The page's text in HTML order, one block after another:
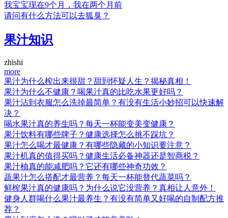
我宝宝现在9个月，我在两个月前
请问有什么方法可以去狐臭？
果汁知识
zhishi
more
果汁为什么榨出来很甜？甜到怀疑人生？揭秘真相！
果汁为什么不健康？喝果汁真的比吃水果更好吗？
果汁沾到衣服怎么洗掉最简单？有没有生活小妙招可以快速解
决？
喝水果汁真的养生吗？每天一杯能变美变健康？
果汁饮料有哪些牌子？健康选择怎么挑不踩坑？
果汁怎么喝才最健康？有哪些隐藏的小知识要注意？
果汁机真的值得买吗？健康生活必备神器还是智商税？
果汁柚真的能减肥吗？它还有哪些神奇功效？
蔬果汁怎么搭配才最营养？每天一杯能替代蔬菜吗？
鲜榨果汁真的健康吗？为什么说它没营养？真相让人意外！
健身人群喝什么果汁最养生？有没有简单又好喝的自制配方推
荐？